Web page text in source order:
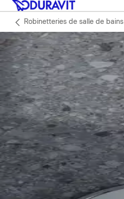
Robinetteries de salle de bains